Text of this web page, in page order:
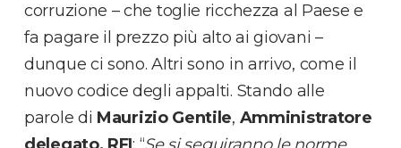
corruzione – che toglie ricchezza al Paese e
fa pagare il prezzo più alto ai giovani –
dunque ci sono. Altri sono in arrivo, come il
nuovo codice degli appalti. Stando alle
parole di Maurizio Gentile, Amministratore